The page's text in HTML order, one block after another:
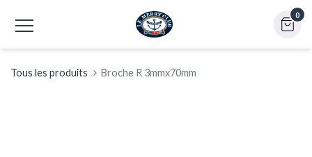
0
Tous les produits Broche R 3mmx70mm